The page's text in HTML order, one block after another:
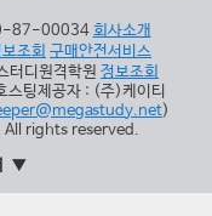
87-00034회사소개
조회 구매안전서비스
터디원격학원 정보조회
스팅제공자 : (주)케이티
)
rights reserved.